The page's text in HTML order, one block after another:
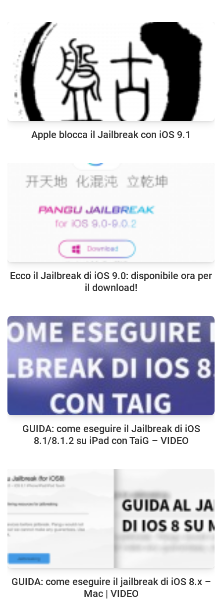
Apple blocca il Jailbreak con iOS 9.1
Ecco il Jailbreak di iOS 9.0: disponibile ora per
il download!
GUIDA: come eseguire il Jailbreak di iOS
8.1/8.1.2 su iPad con TaiG – VIDEO
GUIDA: come eseguire il jailbreak di iOS 8.x –
Mac | VIDEO